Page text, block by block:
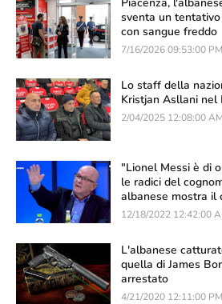
sventa un
con sangue freddo
7/16/2026 09:53:00 PM
Lo staff della
Kristjan Asllani nel
2/04/2025 12:08:00 AM
"Lionel Messi è di
le radici del
albanese mostra il
12/18/2022 12:42:00
L'albanese
quella di James
arrestato
4/21/2020 12:11:00 PM